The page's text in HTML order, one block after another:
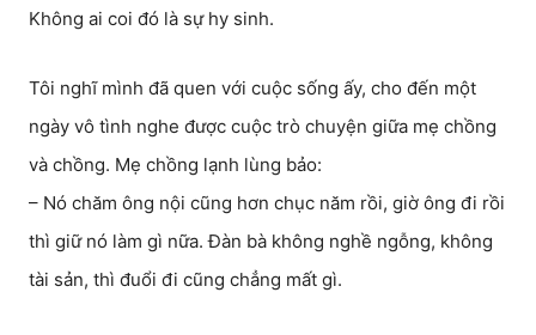
Không ai coi đó là sự hy sinh.
Tôi nghĩ mình đã quen với cuộc sống ấy, cho đến một
ngày vô tình nghe được cuộc trò chuyện giữa mẹ chồng
và chồng. Mẹ chồng lạnh lùng bảo:
– Nó chăm ông nội cũng hơn chục năm rồi, giờ ông đi rồi
thì giữ nó làm gì nữa. Đàn bà không nghề ngỗng, không
tài sản, thì đuổi đi cũng chẳng mất gì.